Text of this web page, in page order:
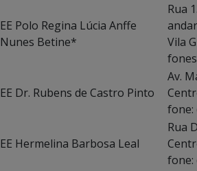
EE Polo Regina Lúcia Anffe
Nunes Betine*
Rua
Vila
EE Dr. Rubens de Castro Pinto
Av.
fone:
EE Hermelina Barbosa Leal
Rua
fone: